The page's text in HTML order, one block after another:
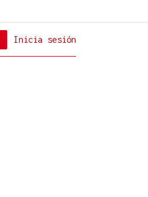
Inicia sesión